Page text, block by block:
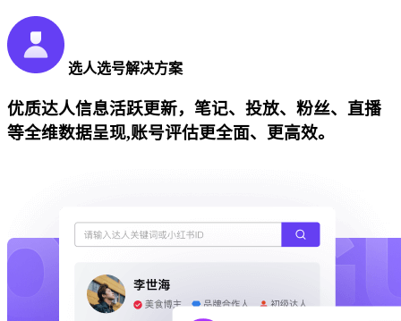
选人选号解决方案
优质达人信息活跃更新，笔记、投放、粉丝、直播
等全维数据呈现,账号评估更全面、更高效。